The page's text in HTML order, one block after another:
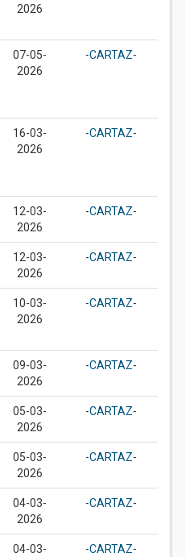
2026
07-05-
2026
-CARTAZ-
16-03-
2026
-CARTAZ-
12-03-
2026
-CARTAZ-
12-03-
2026
-CARTAZ-
10-03-
2026
-CARTAZ-
09-03-
2026
-CARTAZ-
05-03-
2026
-CARTAZ-
05-03-
2026
-CARTAZ-
04-03-
2026
-CARTAZ-
04-03-
-CARTAZ-